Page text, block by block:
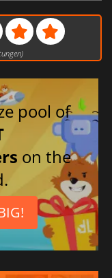
pool of
on the